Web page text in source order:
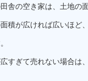
舎の空き家は、土地の
積が広ければ広いほど
すぎて売れない場合は